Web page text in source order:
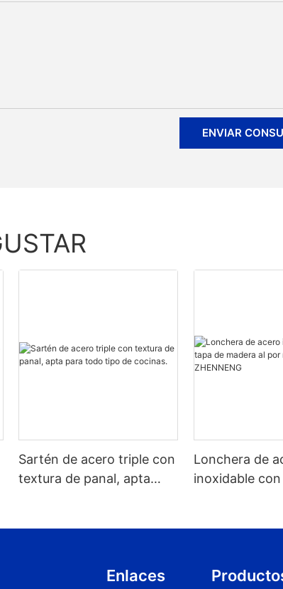
ENVIAR
Sartén de acero triple con
textura de panal, apta
Lonchera de
inoxidable
Enlaces